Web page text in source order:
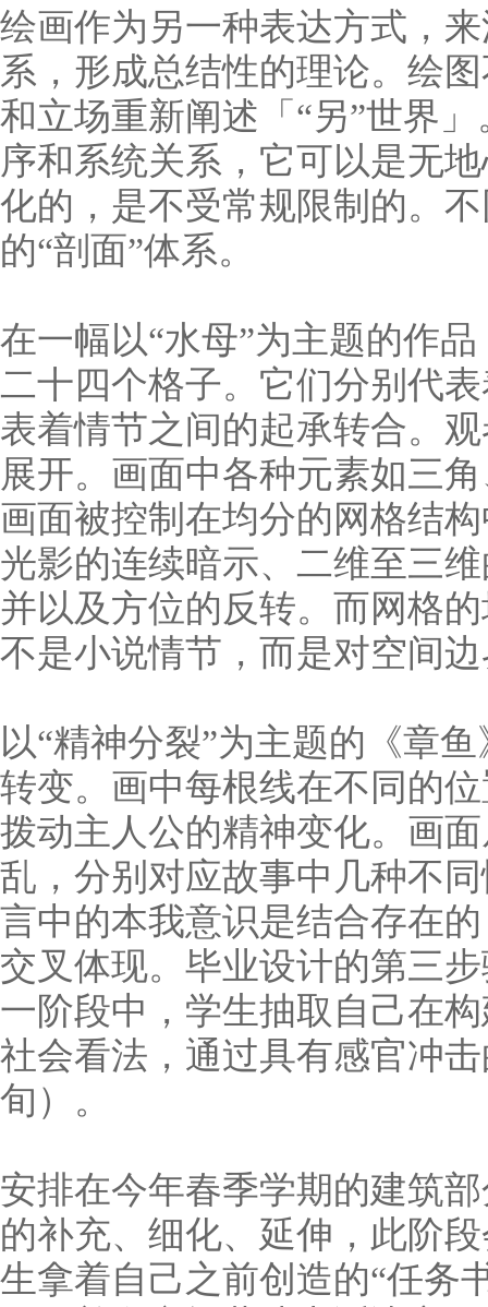
绘画作为另一种表达方式，
系，形成总结性的理论。绘
和立场重新阐述 「“另”世界
序和系统关系，它可以是无
化的，是不受常规限制的。
的“剖面”体系。
在一幅以“水母”为主题的作
二十四个格子。它们分别代
表着情节之间的起承转合。
展开。画面中各种元素如三
画面被控制在均分的网格结
光影的连续暗示、二维至三
并以及方位的反转。而网格
不是小说情节，而是对空间
以“精神分裂”为主题的《章
转变。画中每根线在不同的
拨动主人公的精神变化。画
乱，分别对应故事中几种不
言中的本我意识是结合存在
交叉体现。毕业设计的第三
一阶段中，学生抽取自己在
社会看法，通过具有感官冲
旬）。
安排在今年春季学期的建筑
的补充、细化、延伸，此阶
生拿着自己之前创造的“任务